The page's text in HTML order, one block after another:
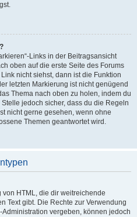
Links in der Beitragsansicht
oben auf die erste Seite des Forums
nicht siehst, dann ist die Funktion
letzten Markierung ist nicht genügend
Thema nach oben zu holen, indem du
jedoch sicher, dass du die Regeln
nicht gerne gesehen, wenn ohne
Themen geantwortet wird.
HTML, die dir weitreichende
Text gibt. Die Rechte zur Verwendung
vergeben, können jedoch